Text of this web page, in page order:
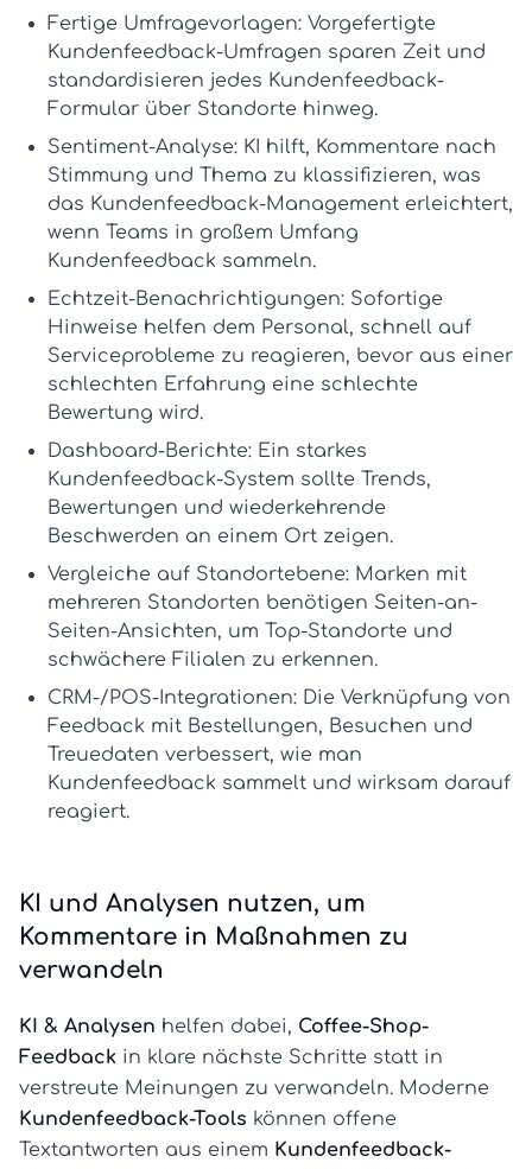
Fertige Umfragevorlagen: Vorgefertigte
Kundenfeedback-Umfragen sparen Zeit und
standardisieren jedes Kundenfeedback-
Formular über Standorte hinweg.
Sentiment-Analyse: KI hilft, Kommentare nach
Stimmung und Thema zu klassifizieren, was
das Kundenfeedback-Management erleichtert,
wenn Teams in großem Umfang
Kundenfeedback sammeln.
Echtzeit-Benachrichtigungen: Sofortige
Hinweise helfen dem Personal, schnell auf
Serviceprobleme zu reagieren, bevor aus einer
schlechten Erfahrung eine schlechte
Bewertung wird.
Dashboard-Berichte: Ein starkes
Kundenfeedback-System sollte Trends,
Bewertungen und wiederkehrende
Beschwerden an einem Ort zeigen.
Vergleiche auf Standortebene: Marken mit
mehreren Standorten benötigen Seiten-an-
Seiten-Ansichten, um Top-Standorte und
schwächere Filialen zu erkennen.
CRM-/POS-Integrationen: Die Verknüpfung von
Feedback mit Bestellungen, Besuchen und
Treuedaten verbessert, wie man
Kundenfeedback sammelt und wirksam darauf
reagiert.
KI und Analysen nutzen, um
Kommentare in Maßnahmen zu
verwandeln
KI & Analysen helfen dabei, Coffee-Shop-
Feedback in klare nächste Schritte statt in
verstreute Meinungen zu verwandeln. Moderne
Kundenfeedback-Tools können offene
Textantworten aus einem Kundenfeedback-